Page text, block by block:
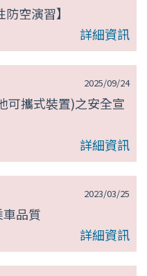
空演習】
詳細資訊
2025/09/24
可攜式裝置)之安全宣
詳細資訊
2023/03/25
品質
詳細資訊